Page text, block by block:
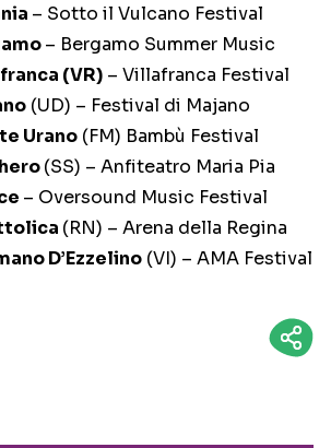
– Sotto il Vulcano Festival
– Bergamo Summer Music
(VR) – Villafranca Festival
(UD) – Festival di Majano
Urano (FM) Bambù Festival
(SS) – Anfiteatro Maria Pia
– Oversound Music Festival
(RN) – Arena della Regina
D’Ezzelino (VI) – AMA Festival